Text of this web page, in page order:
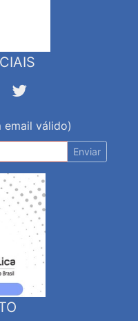
email válido)
Enviar